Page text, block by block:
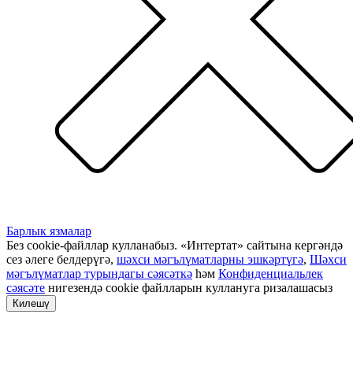
Барлык язмалар
Без cookie-файллар кулланабыз. «Интертат» сайтына кергәндә
сез әлеге белдерүгә, шәхси мәгълүматларны эшкәртүгә, Шәхси
мәгълүматлар турындагы сәясәткә һәм Конфиденциальлек
сәясәте нигезендә cookie файлларын куллануга ризалашасыз
Килешү